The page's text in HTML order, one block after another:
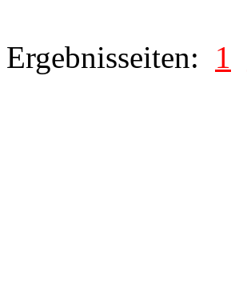
Ergebnisseiten: 1